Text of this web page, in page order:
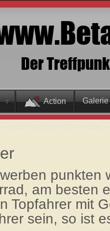
Action Galerie
punkten
am besten
Topfahrer mit
sein, so ist